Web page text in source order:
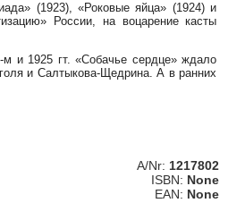
(1923), «Роковые яйца» (1924) и
России, на воцарение касты
м и 1925 гт. «Собачье сердце» ждало
и Салтыкова-Щедрина. А в ранних
A/Nr: 1217802
ISBN: None
EAN: None